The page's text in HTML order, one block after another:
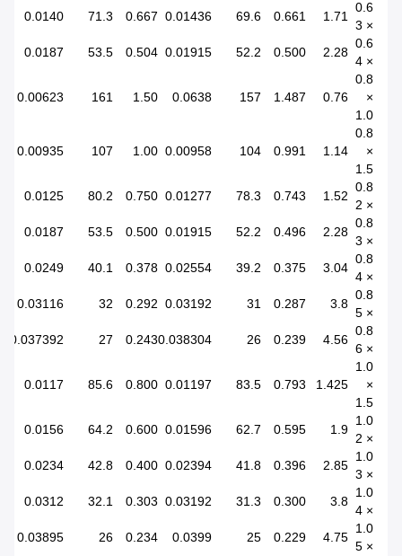
0.6
× 3
1.71
0.661
69.6
0.01436
0.667
71.3
0.0140
0.6
× 4
2.28
0.500
52.2
0.01915
0.504
53.5
0.0187
0.8
×
1.0
0.76
1.487
157
0.0638
1.50
161
0.00623
0.8
×
1.5
1.14
0.991
104
0.00958
1.00
107
0.00935
0.8
× 2
1.52
0.743
78.3
0.01277
0.750
80.2
0.0125
0.8
× 3
2.28
0.496
52.2
0.01915
0.500
53.5
0.0187
0.8
× 4
3.04
0.375
39.2
0.02554
0.378
40.1
0.0249
0.8
× 5
3.8
0.287
31
0.03192
0.292
32
0.03116
0.8
× 6
4.56
0.239
26
0.038304
0.243
27
0.037392
1.0
×
1.5
1.425
0.793
83.5
0.01197
0.800
85.6
0.0117
1.0
× 2
1.9
0.595
62.7
0.01596
0.600
64.2
0.0156
1.0
× 3
2.85
0.396
41.8
0.02394
0.400
42.8
0.0234
1.0
× 4
3.8
0.300
31.3
0.03192
0.303
32.1
0.0312
1.0
× 5
4.75
0.229
25
0.0399
0.234
26
0.03895